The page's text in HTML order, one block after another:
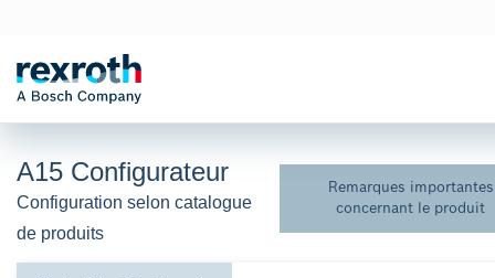
A15 Configurateur
Configuration selon catalogue
de produits
Remarques importantes
concernant le produit